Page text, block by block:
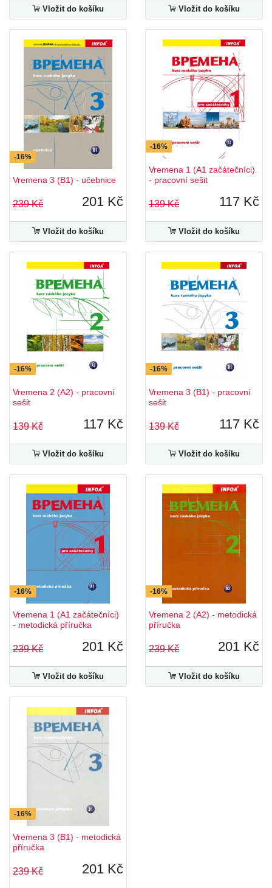
Vložit do košíku Vložit do košíku
-16%
Vremena 3 (B1) - učebnice
239 Kč 201 Kč
Vložit do košíku
-16%
Vremena 1 (A1 začátečníci)
- pracovní sešit
139 Kč 117 Kč
Vložit do košíku
-16%
Vremena 2 (A2) - pracovní
sešit
139 Kč 117 Kč
Vložit do košíku
-16%
Vremena 3 (B1) - pracovní
sešit
139 Kč 117 Kč
Vložit do košíku
-16%
Vremena 1 (A1 začátečníci)
- metodická příručka
239 Kč 201 Kč
Vložit do košíku
-16%
Vremena 2 (A2) - metodická
příručka
239 Kč 201 Kč
Vložit do košíku
-16%
Vremena 3 (B1) - metodická
příručka
239 Kč 201 Kč